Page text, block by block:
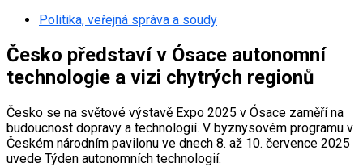
Politika, veřejná správa a soudy
Česko představí v Ósace autonomní
technologie a vizi chytrých regionů
Česko se na světové výstavě Expo 2025 v Ósace zaměří na
budoucnost dopravy a technologií. V byznysovém programu v
Českém národním pavilonu ve dnech 8. až 10. července 2025
uvede Týden autonomních technologií.